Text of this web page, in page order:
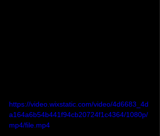
https://video.wixstatic.com/video/4d6683_4d
a164a6b54b441f94cb20724f1c4364/1080p/
mp4/file.mp4